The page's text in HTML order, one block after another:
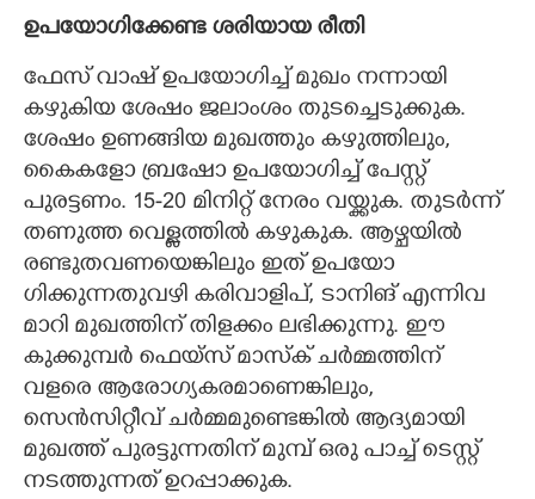
ഉപയോഗിക്കേണ്ട ശരിയായ രീതി
ഫേസ് വാഷ് ഉപയോഗിച്ച് മുഖം നന്നായി
കഴുകിയ ശേഷം ജലാംശം തുടച്ചെടുക്കുക.
ശേഷം ഉണങ്ങിയ മുഖത്തും കഴുത്തിലും,
കൈകളോ ബ്രഷോ ഉപയോഗിച്ച് പേസ്റ്റ്
പുരട്ടണം. 15-20 മിനിറ്റ് നേരം വയ്ക്കുക. തുടർന്ന്
തണുത്ത വെള്ളത്തിൽ കഴുകുക. ആഴ്ചയിൽ
രണ്ടുതവണയെങ്കിലും ഇത് ഉപയോ​
ഗിക്കുന്നതുവഴി കരിവാളിപ്, ടാനിങ് എന്നിവ
മാറി മുഖത്തിന് തിളക്കം ലഭിക്കുന്നു. ഈ
കുക്കുമ്പർ ഫെയ്സ് മാസ്ക് ചർമ്മത്തിന്
വളരെ ആരോഗ്യകരമാണെങ്കിലും,
സെൻസിറ്റീവ് ചർമ്മമുണ്ടെങ്കിൽ ആദ്യമായി
മുഖത്ത് പുരട്ടുന്നതിന് മുമ്പ് ഒരു പാച്ച് ടെസ്റ്റ്
നടത്തുന്നത് ഉറപ്പാക്കുക.